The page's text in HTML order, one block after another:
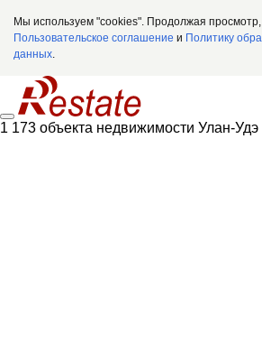
Мы используем "cookies". Продолжая
Пользовательское соглашение и Политику
данных.
1 173 объекта недвижимости Улан-Удэ